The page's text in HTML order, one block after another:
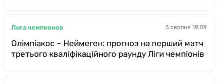
Лига чемпионов 3 серпня 19:09
Олімпіакос – Неймеген: прогноз на перший матч
третього кваліфікаційного раунду Ліги чемпіонів